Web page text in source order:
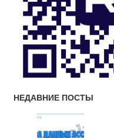
НЕДАВНИЕ ПОСТЫ